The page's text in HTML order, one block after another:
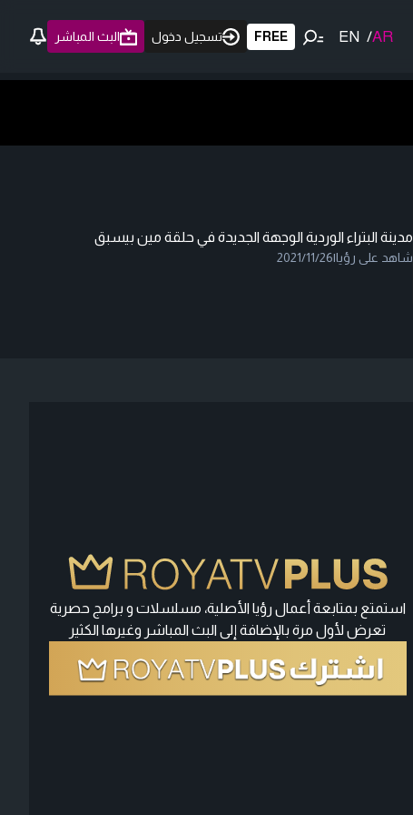
AR
/
EN
FREE تسجيل دخول البث المباشر
مدينة البتراء الوردية الوجهة الجديدة في حلقة مين بيسبق
شاهد على رؤيا|
2021/11/26
استمتع بمتابعة أعمال رؤيا الأصلية، مسلسلات و برامج حصرية
تعرض لأول مرة بالإضافة إلى البث المباشر وغيرها الكثير